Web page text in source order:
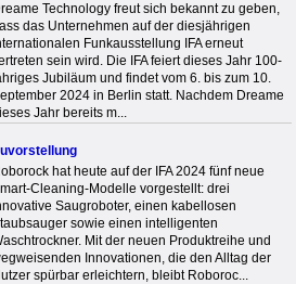
Technology freut sich bekannt zu geben,
das Unternehmen auf der diesjährigen
Funkausstellung IFA erneut
sein wird. Die IFA feiert dieses Jahr 100-
Jubiläum und findet vom 6. bis zum 10.
2024 in Berlin statt. Nachdem Dreame
Jahr bereits m...
hat heute auf der IFA 2024 fünf neue
Cleaning-Modelle vorgestellt: drei
Saugroboter, einen kabellosen
sowie einen intelligenten
Mit der neuen Produktreihe und
Innovationen, die den Alltag der
spürbar erleichtern, bleibt Roboroc...